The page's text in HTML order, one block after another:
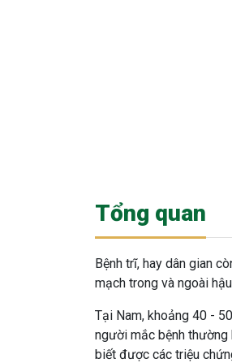
Tổng quan
Bệnh trĩ, hay dân gian
mạch trong và ngoài
Tại Nam, khoảng 40 -
người mắc bệnh
biết được các triệu